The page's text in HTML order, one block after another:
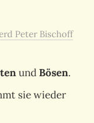
Peter Bischoff
undBösen.
sie wieder